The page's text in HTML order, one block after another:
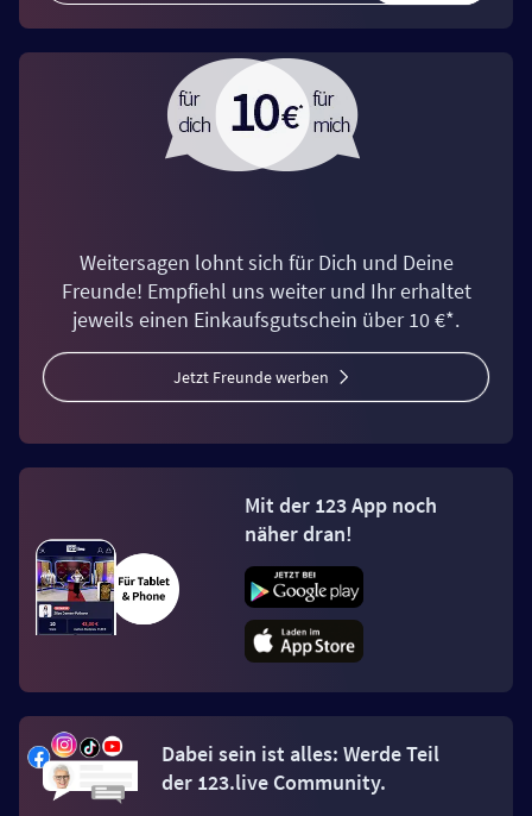
Weitersagen lohnt sich für Dich und Deine
Freunde! Empfiehl uns weiter und Ihr erhaltet
jeweils einen Einkaufsgutschein über 10 €*.
Jetzt Freunde werben
Mit der 123 App noch
näher dran!
Dabei sein ist alles: Werde Teil
der 123.live Community.